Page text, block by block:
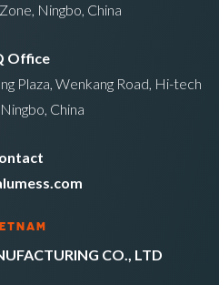
Ningbo, China
Office
Plaza, Wenkang Road, Hi-tech
China
CO., LTD